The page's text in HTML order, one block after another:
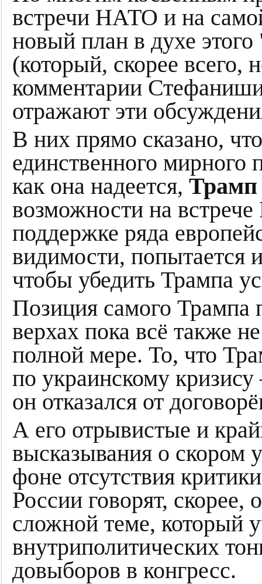
встречи НАТО и на
новый план в духе этого
(который, скорее
комментарии
отражают эти
В них прямо сказано,
единственного мирного
как она надеется, Трамп
возможности на
поддержке ряда
видимости, попытается
чтобы убедить Трампа
Позиция самого
верхах пока всё также
полной мере. То, что
по украинскому кризису
он отказался от
А его отрывистые и
высказывания о скором
фоне отсутствия
России говорят, скорее,
сложной теме, который
внутриполитических
довыборов в конгресс.